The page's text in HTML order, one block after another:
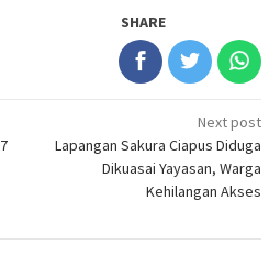
SHARE
Next post
Lapangan Sakura Ciapus Diduga
Dikuasai Yayasan, Warga
Kehilangan Akses